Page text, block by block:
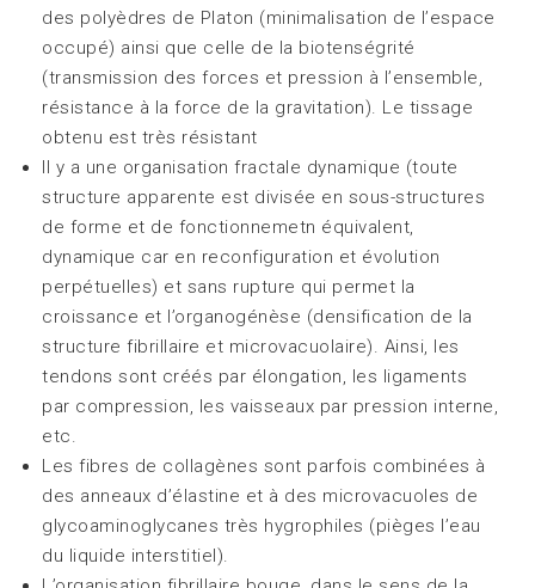
des polyèdres de Platon (minimalisation de l’espace
occupé) ainsi que celle de la biotenségrité
(transmission des forces et pression à l’ensemble,
résistance à la force de la gravitation). Le tissage
obtenu est très résistant
Il y a une organisation fractale dynamique (toute
structure apparente est divisée en sous-structures
de forme et de fonctionnemetn équivalent,
dynamique car en reconfiguration et évolution
perpétuelles) et sans rupture qui permet la
croissance et l’organogénèse (densification de la
structure fibrillaire et microvacuolaire). Ainsi, les
tendons sont créés par élongation, les ligaments
par compression, les vaisseaux par pression interne,
etc.
Les fibres de collagènes sont parfois combinées à
des anneaux d’élastine et à des microvacuoles de
glycoaminoglycanes très hygrophiles (pièges l’eau
du liquide interstitiel).